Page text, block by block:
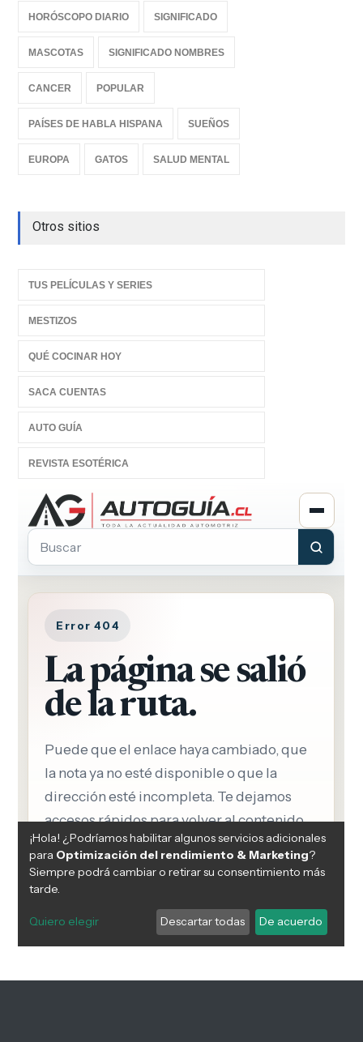
HORÓSCOPO DIARIO SIGNIFICADO
MASCOTAS SIGNIFICADO NOMBRES
CANCER POPULAR
PAÍSES DE HABLA HISPANA SUEÑOS
EUROPA GATOS SALUD MENTAL
Otros sitios
TUS PELÍCULAS Y SERIES
MESTIZOS
QUÉ COCINAR HOY
SACA CUENTAS
AUTO GUÍA
REVISTA ESOTÉRICA